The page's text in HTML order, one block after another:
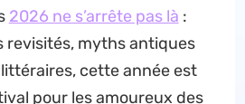
2026 ne s’arrête pas là :
revisités, myths antiques
cette année est
pour les amoureux des